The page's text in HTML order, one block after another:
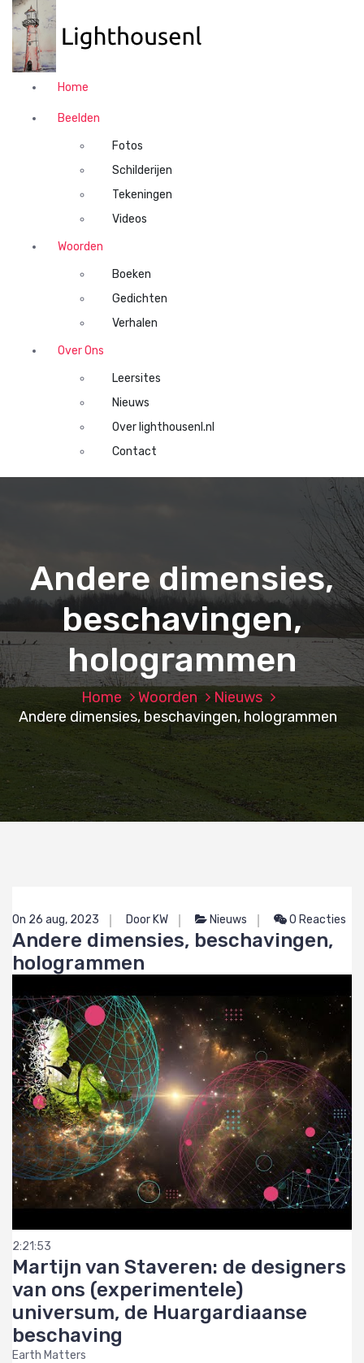
Home
Beelden
Fotos
Schilderijen
Tekeningen
Videos
Woorden
Boeken
Gedichten
Verhalen
Over Ons
Leersites
Nieuws
Over lighthousenl.nl
Contact
Andere dimensies,
beschavingen,
hologrammen
Home Woorden
Nieuws
Andere dimensies, beschavingen, hologrammen
On 26 aug, 2023 Door KW Nieuws 0 Reacties
Andere dimensies, beschavingen,
hologrammen
2:21:53
Martijn van Staveren: de designers
van ons (experimentele)
universum, de Huargardiaanse
beschaving
Earth Matters